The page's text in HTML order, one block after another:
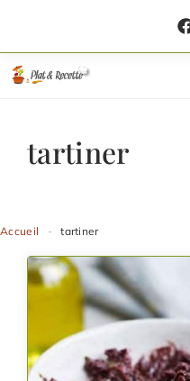
contenu
tartiner
Accueil - tartiner